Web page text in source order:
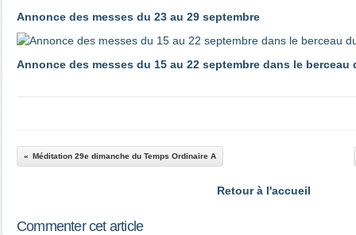
Annonce des messes du 23 au 29 septembre
Annonce des messes du 15 au 22 septembre dans le berceau
Méditation 29e dimanche du Temps Ordinaire A
Retour à l'accueil
Commenter cet article